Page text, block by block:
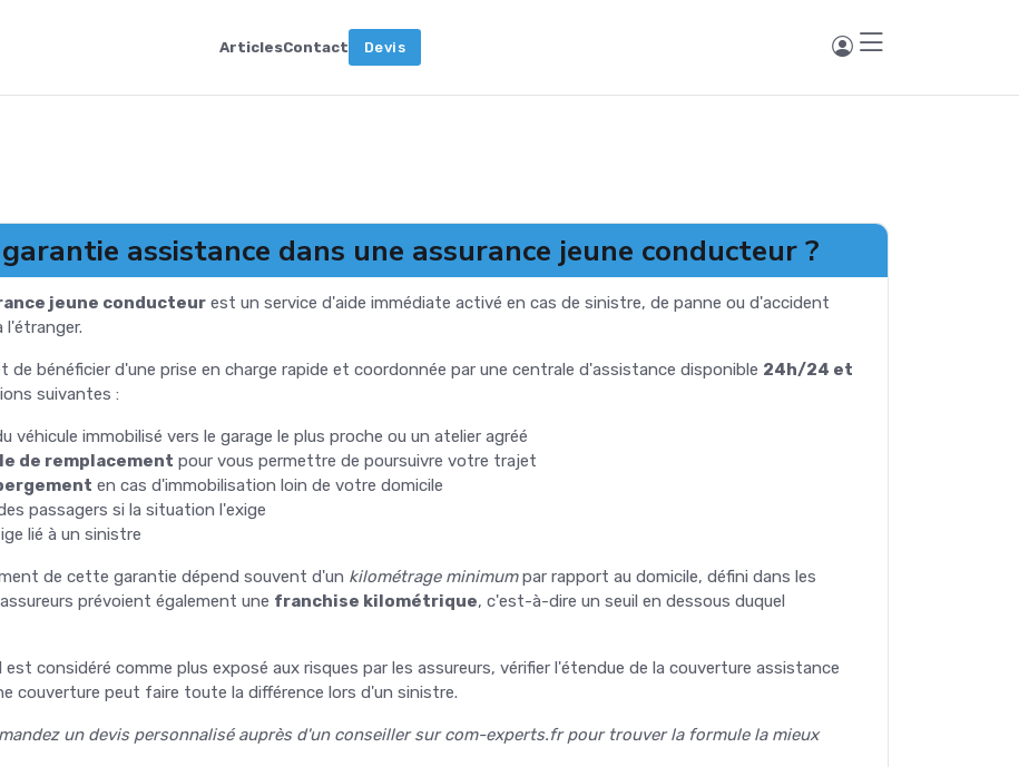
ArticlesContact Devis
assistance dans une assurance jeune conducteur ?
jeune conducteur est un service d'aide immédiate activé en cas de sinistre, de panne ou d'accident
l'étranger.
bénéficier d'une prise en charge rapide et coordonnée par une centrale d'assistance disponible 24h/24 et
suivantes :
véhicule immobilisé vers le garage le plus proche ou un atelier agréé
de remplacement pour vous permettre de poursuivre votre trajet
en cas d'immobilisation loin de votre domicile
passagers si la situation l'exige
lié à un sinistre
de cette garantie dépend souvent d'un kilométrage minimumpar rapport au domicile, défini dans les
prévoient également une franchise kilométrique, c'est-à-dire un seuil en dessous duquel
considéré comme plus exposé aux risques par les assureurs, vérifier l'étendue de la couverture assistance
couverture peut faire toute la différence lors d'un sinistre.
un devis personnalisé auprès d'un conseiller sur com-experts.fr pour trouver la formule la mieux